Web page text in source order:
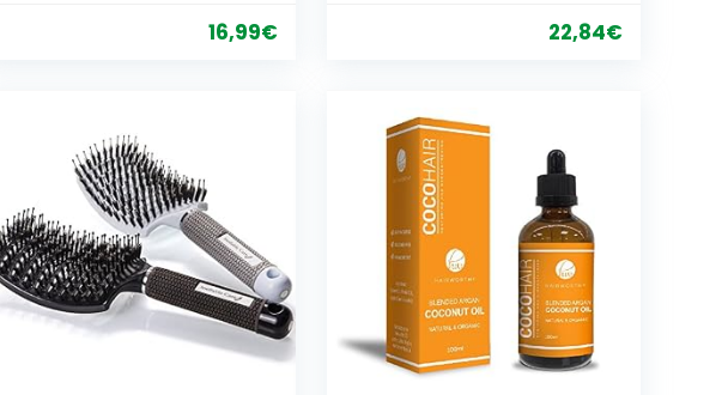
Mujer Rubia Larga Rizado
16,99€
ondulados, sintéticas22,84€